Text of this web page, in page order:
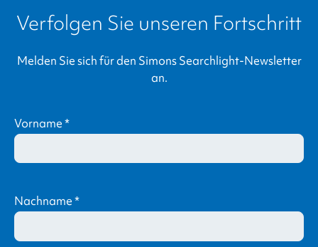
Verfolgen Sie unseren Fortschritt
Melden Sie sich für den Simons Searchlight-Newsletter
an.
Vorname*
Nachname*